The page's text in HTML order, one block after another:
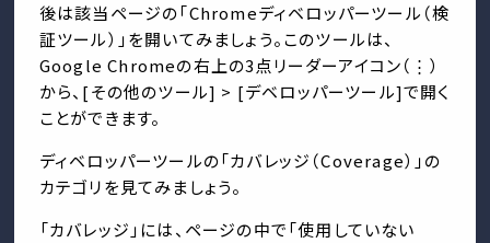
後は該当ページの「Chromeディベロッパーツール（検
証ツール）」を開いてみましょう。このツールは、
Google Chromeの右上の3点リーダーアイコン（⋮）
から、[その他のツール] > [デベロッパーツール]で開く
ことができます。
ディベロッパーツールの「カバレッジ（Coverage）」の
カテゴリを見てみましょう。
「カバレッジ」には、ページの中で「使用していない